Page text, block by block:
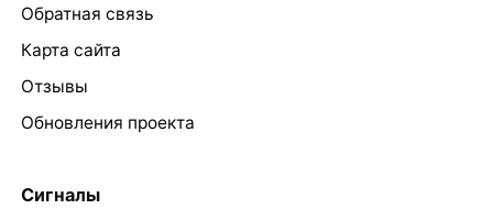
Обратная связь
Карта сайта
Отзывы
Обновления проекта
Сигналы